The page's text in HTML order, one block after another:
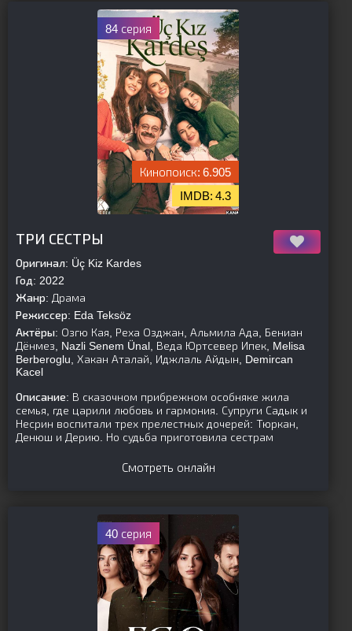
84 серия
6.905
4.3
ТРИ СЕСТРЫ
Оригинал: Üç Kiz Kardes
Год: 2022
Жанр: Драма
Режиссер: Eda Teksöz
Актёры: Озгю Кая, Реха Озджан, Альмила Ада, Бениан
Дёнмез, Nazli Senem Ünal, Веда Юртсевер Ипек, Melisa
Berberoglu, Хакан Аталай, Иджлаль Айдын, Demircan
Kacel
Описание: В сказочном прибрежном особняке жила
семья, где царили любовь и гармония. Супруги Садык и
Несрин воспитали трех прелестных дочерей: Тюркан,
Денюш и Дерию. Но судьба приготовила сестрам
Смотреть онлайн
40 серия